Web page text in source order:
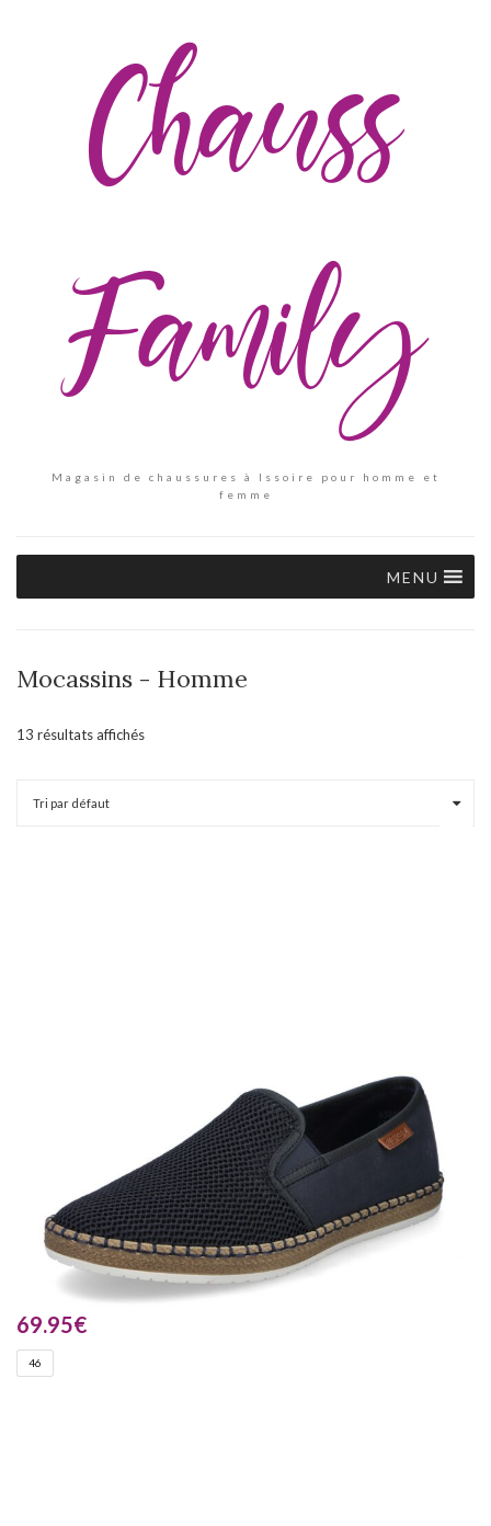
Chauss
Family
Magasin de chaussures à Issoire pour homme et
femme
MENU
Mocassins - Homme
13 résultats affichés
69.95€
46